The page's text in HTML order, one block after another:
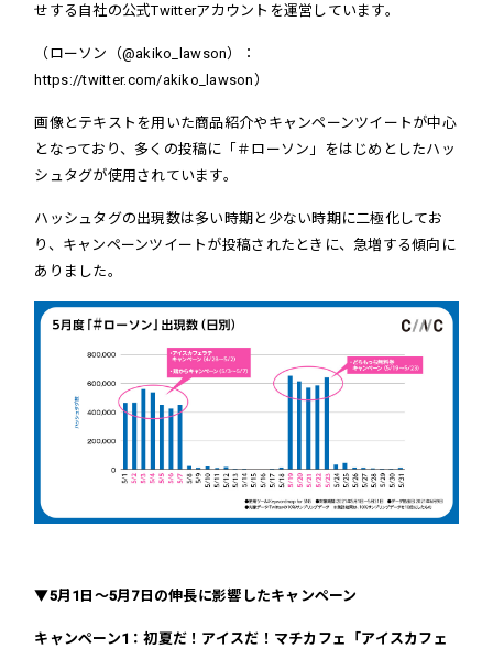
せする自社の公式Twitterアカウントを運営しています。
（ローソン（@akiko_lawson）：
https://twitter.com/akiko_lawson ）
画像とテキストを用いた商品紹介やキャンペーンツイートが中心
となっており、多くの投稿に「＃ローソン」をはじめとしたハッ
シュタグが使用されています。
ハッシュタグの出現数は多い時期と少ない時期に二極化してお
り、キャンペーンツイートが投稿されたときに、急増する傾向に
ありました。
▼5月1日～5月7日の伸長に影響したキャンペーン
キャンペーン1：初夏だ！アイスだ！マチカフェ「アイスカフェ